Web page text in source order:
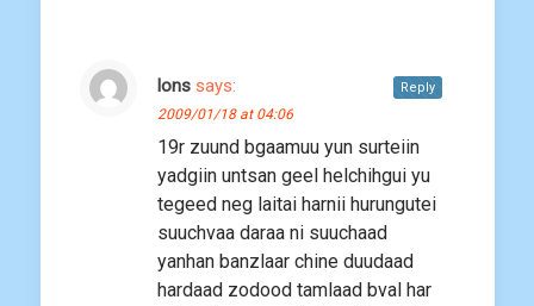
lons says:
2009/01/18 at 04:06
19r zuund bgaamuu yun surteiin
yadgiin untsan geel helchihgui yu
tegeed neg laitai harnii hurungutei
suuchvaa daraa ni suuchaad
yanhan banzlaar chine duudaad
hardaad zodood tamlaad bval har
Reply